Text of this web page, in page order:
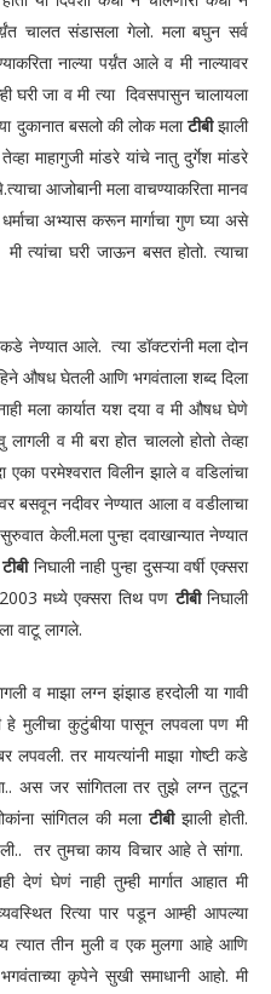
चालत संडासला गेलो. मला बघुन सर्व
नाल्या पर्य़ंत आले व मी नाल्यावर
घरी जा व मी त्या दिवसपासुन चालायला
दुकानात बसलो की लोक मलाटीबीझाली
माहागुजी मांडरे यांचे नातु दुर्गेश मांडरे
आजोबानी मला वाचण्याकरिता मानव
अभ्यास करून मार्गाचा गुण घ्या असे
त्यांचा घरी जाऊन बसत होतो. त्याचा
नेण्यात आले. त्या डॉक्टरांनी मला दोन
औषध घेतली आणि भगवंताला शब्द दिला
मला कार्यात यश दया व मी औषध घेणे
व मी बरा होत चाललो होतो तेव्हा
परमेश्वरात विलीन झाले व वडिलांचा
बसवून नदीवर नेण्यात आला व वडीलाचा
केली.मला पुन्हा दवाखान्यात नेण्यात
टीबीनिघाली नाही पुन्हा दुसऱ्या वर्षी एक्सरा
2003 मध्ये एक्सरा तिथ पणटीबीनिघाली
वाटू लागले.
व माझा लग्न झंझाड हरदोली या गावी
मुलीचा कुटुंबीया पासून लपवला पण मी
लपवली. तर मायत्यांनी माझा गोष्टी कडे
अस जर सांगितला तर तुझे लग्न तुटून
सांगितल की मलाटीबीझाली होती.
तर तुमचा काय विचार आहे ते सांगा.
देणं घेणं नाही तुम्ही मार्गात आहात मी
रित्या पार पडून आम्ही आपल्या
त्यात तीन मुली व एक मुलगा आहे आणि
कृपेने सुखी समाधानी आहो. मी